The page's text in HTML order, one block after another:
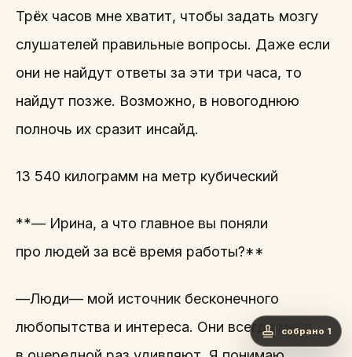
Трёх часов мне хватит, чтобы задать мозгу
слушателей правильные вопросы. Даже если
они не найдут ответы за эти три часа, то
найдут позже. Возможно, в новогоднюю
полночь их сразит инсайд.
13 540 килограмм на метр кубический
**— Ирина, а что главное вы поняли
про людей за всё время работы?**
—Люди— мой источник бесконечного
любопытства и интереса. Они всегда меня
собрано 1